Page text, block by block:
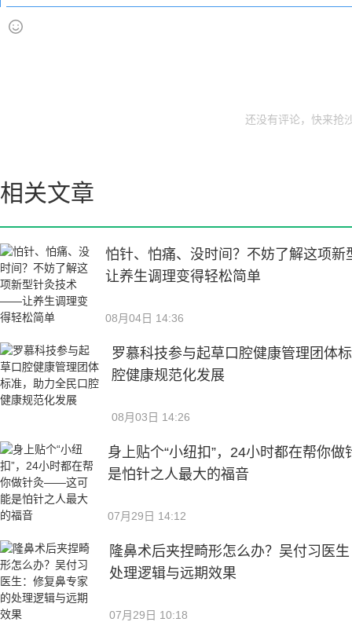
还没有评论，快来抢
相关文章
怕针、怕痛、没时间？不妨了解这项
让养生调理变得轻松简单
08月04日 14:36
罗慕科技参与起草口腔健康管理团体
腔健康规范化发展
08月03日 14:26
身上贴个“小纽扣”，24小时都在帮你
是怕针之人最大的福音
07月29日 14:12
隆鼻术后夹捏畸形怎么办？吴付习医
处理逻辑与远期效果
07月29日 10:18